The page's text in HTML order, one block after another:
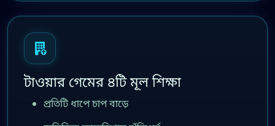
টাওয়ার গেমের ৪টি মূল শিক্ষা
প্রতিটি ধাপে চাপ বাড়ে